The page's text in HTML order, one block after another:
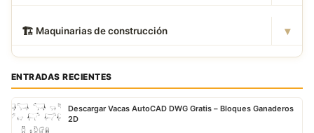
🏗 ️ Maquinarias de construcción ▾
ENTRADAS RECIENTES
Descargar Vacas AutoCAD DWG Gratis – Bloques Ganaderos
2D